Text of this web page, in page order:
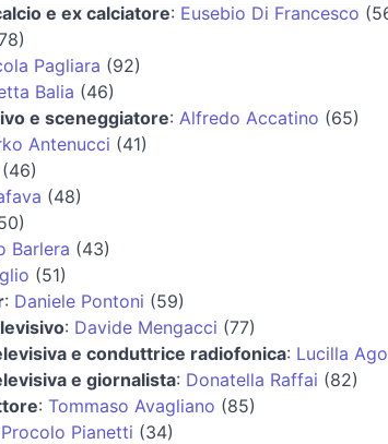
e ex calciatore: Eusebio Di Francesco
Pagliara (92)
Balia (46)
e sceneggiatore: Alfredo Accatino (65)
Antenucci (41)
(46)
(48)
Barlera (43)
(51)
: Daniele Pontoni (59)
: Davide Mengacci (77)
e conduttrice radiofonica: Lucilla
e giornalista: Donatella Raffai (82)
: Tommaso Avagliano (85)
Procolo Pianetti (34)